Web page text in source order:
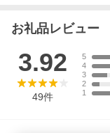
■お礼品の内容について
・房乃誉(ブレンド米
加工地:千葉県大
賞味期限:精米時期
■注意事項/その他
お礼品レビュー
3.92
49件
5
4
3
2
1